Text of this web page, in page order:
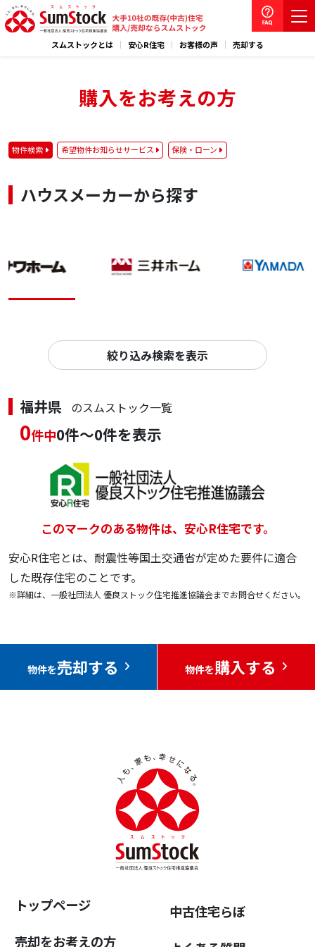
スムストックとは 安心R住宅 お客様の声 売却する
購入をお考えの方
物件検索 希望物件お知らせサービス 保険・ローン
ハウスメーカーから探す
絞り込み検索を表示
福井県 のスムストック一覧
0件中0件～0件を表示
このマークのある物件は、安心R住宅です。
安心R住宅とは、耐震性等国土交通省が定めた要件に適合
した既存住宅のことです。
※詳細は、一般社団法人 優良ストック住宅推進協議会までお問合せください。
物件を売却する 物件を購入する
トップページ
売却をお考えの方
中古住宅らぼ